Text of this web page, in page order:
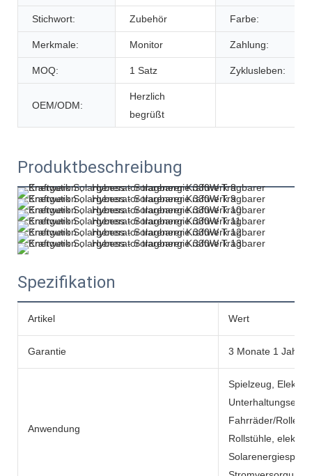
Stichwort: Zubehör Farbe:
Merkmale: Monitor Zahlung:
MOQ: 1 Satz Zyklusleben:
OEM/ODM:
Herzlich
begrüßt
Produktbeschreibung
Spezifikation
Artikel Wert
Garantie 3 Monate 1 Jahr
Anwendung
Spielzeug,
Fahrräder/Roller,
Rollstühle,